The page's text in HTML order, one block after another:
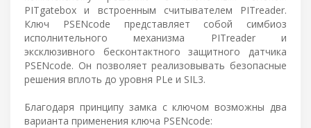
PITgatebox и встроенным считывателем PITreader.
Ключ PSENcode представляет собой симбиоз
исполнительного механизма PITreader и
эксклюзивного бесконтактного защитного датчика
PSENcode. Он позволяет реализовывать безопасные
решения вплоть до уровня PLe и SIL3.
Благодаря принципу замка с ключом возможны два
варианта применения ключа PSENcode: